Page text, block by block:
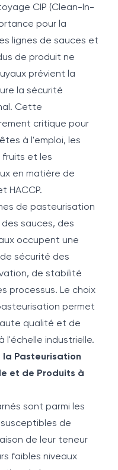
CIP (Clean-In-
pour la
lignes de sauces et
de produit ne
prévient la
la sécurité
Cette
critique pour
à l'emploi, les
fruits et les
en matière de
HACCP.
de pasteurisation
sauces, des
occupent une
sécurité des
de stabilité
processus. Le choix
permet
qualité et de
l'échelle industrielle.
la Pasteurisation
et de Produits à
sont parmi les
de
de leur teneur
faibles niveaux